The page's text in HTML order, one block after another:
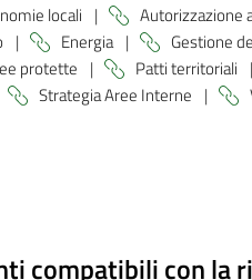
locali | Autorizzazione
| Energia | Gestione
protette | Patti territoriali |
Strategia Aree Interne |
compatibili con la